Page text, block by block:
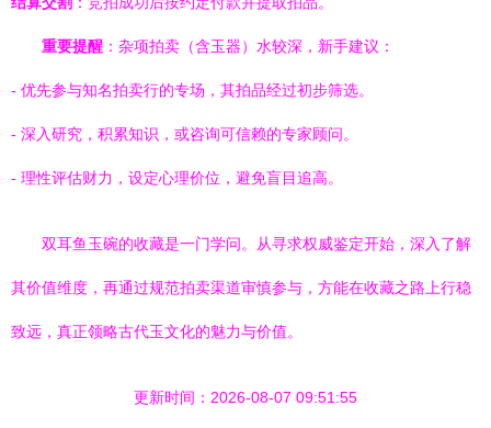
重要提醒 ：杂项拍卖（含玉器）水较深，新手建议：
- 优先参与知名拍卖行的专场，其拍品经过初步筛选。
- 深入研究，积累知识，或咨询可信赖的专家顾问。
- 理性评估财力，设定心理价位，避免盲目追高。
双耳鱼玉碗的收藏是一门学问。从寻求权威鉴定开始，深入了解
其价值维度，再通过规范拍卖渠道审慎参与，方能在收藏之路上行稳
致远，真正领略古代玉文化的魅力与价值。
更新时间：2026-08-07 09:51:55